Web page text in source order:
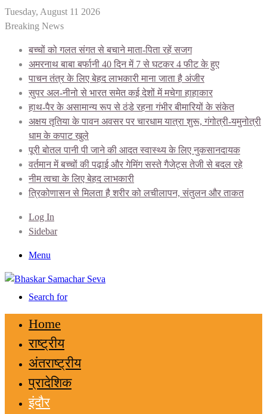
Tuesday, August 11 2026
Breaking News
बच्चों को गलत संगत से बचाने माता-पिता रहें सजग
अमरनाथ बाबा बर्फानी 40 दिन में 7 से घटकर 4 फीट के हुए
पाचन तंत्र के लिए बेहद लाभकारी माना जाता है अंजीर
सुपर अल-नीनो से भारत समेत कई देशों में मचेगा हाहाकार
हाथ-पैर के असामान्य रूप से ठंडे रहना गंभीर बीमारियों के संकेत
अक्षय तृतिया के पावन अवसर पर चारधाम यात्रा शुरू, गंगोत्री-यमुनोत्री
धाम के कपाट खुले
पूरी बोतल पानी पी जाने की आदत स्वास्थ्य के लिए नुकसानदायक
वर्तमान में बच्चों की पढ़ाई और गेमिंग सस्ते गैजेट्स तेजी से बदल रहे
नीम त्वचा के लिए बेहद लाभकारी
त्रिकोणासन से मिलता है शरीर को लचीलापन, संतुलन और ताकत
Log In
Sidebar
Menu
Search for
Home
राष्ट्रीय
अंतराष्ट्रीय
प्रादेशिक
इंदौर